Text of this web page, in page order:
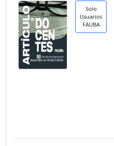
Solo
Usuarios
FAUBA